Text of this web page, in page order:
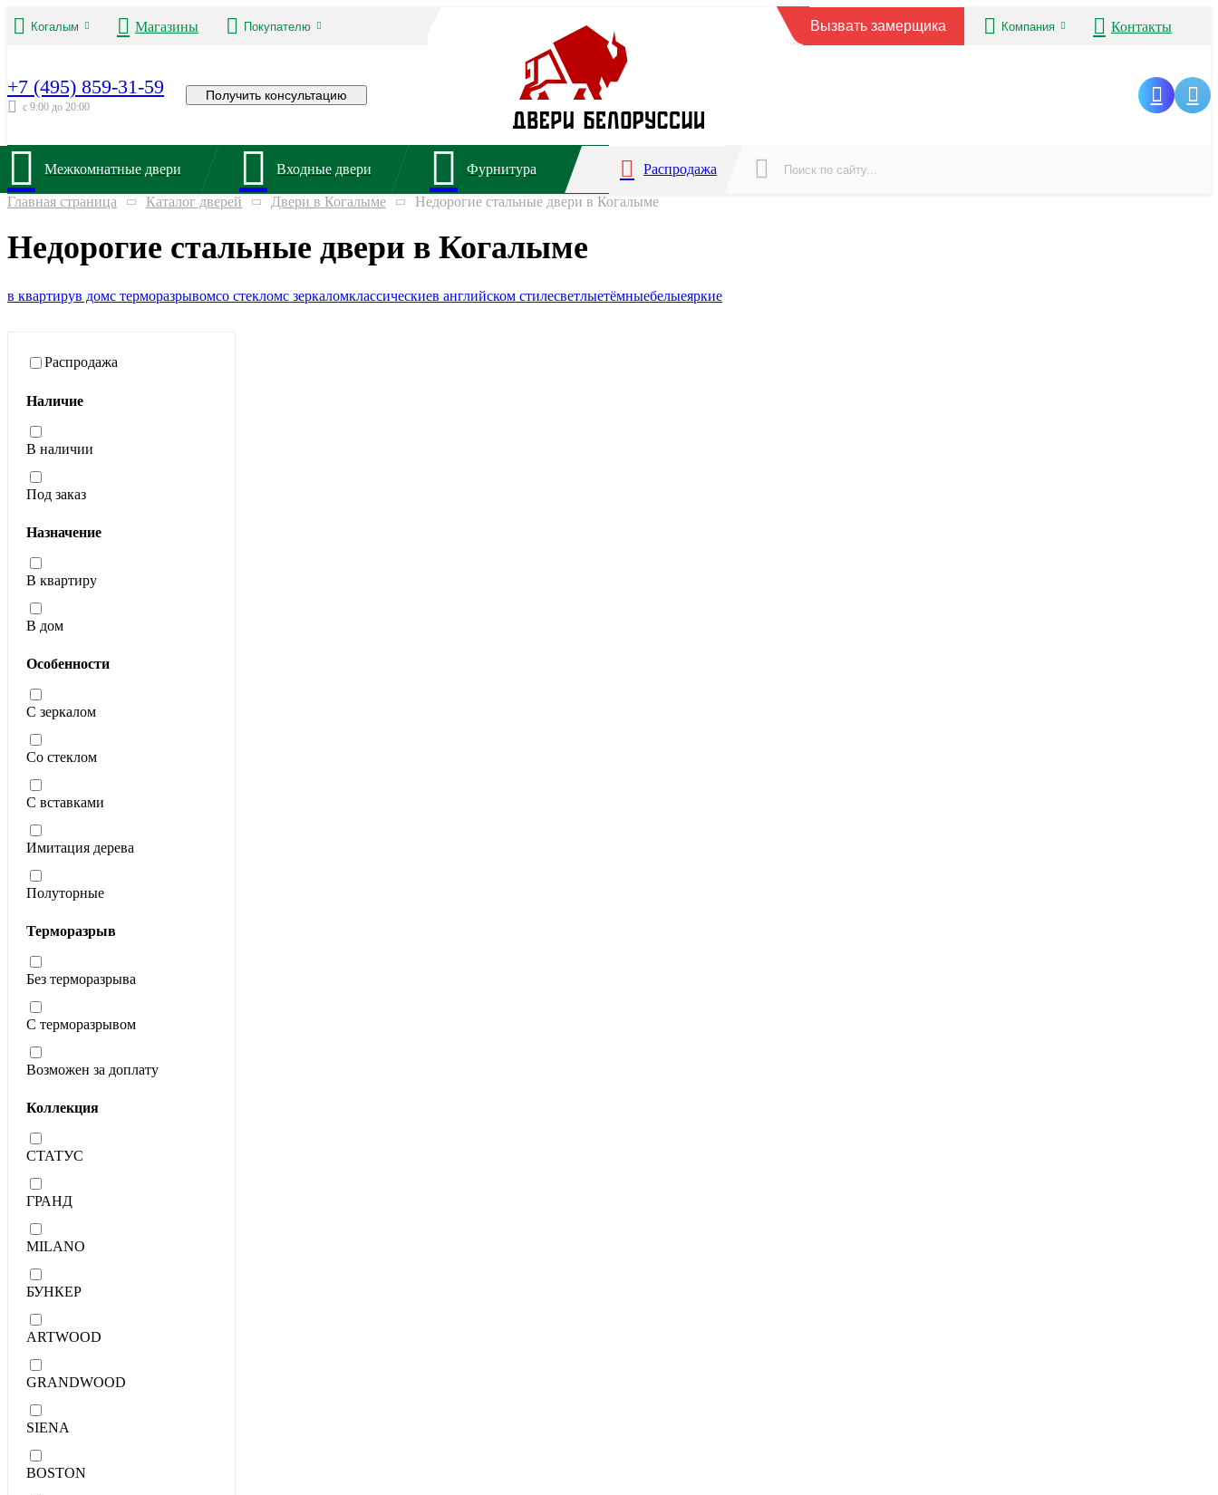
Когалым Магазины Покупателю Вызвать замерщика Компания Контакты
+7 (495) 859-31-59
с 9:00 до 20:00
Получить консультацию
Межкомнатные двери Входные двери Фурнитура Распродажа
Главная страница Каталог дверей Двери в Когалыме Недорогие стальные двери в Когалыме
Недорогие стальные двери в Когалыме
в квартирув домс терморазрывомсо стекломс зеркаломклассическиев английском стилесветлыетёмныебелыеяркие
Распродажа
Наличие
В наличии
Под заказ
Назначение
В квартиру
В дом
Особенности
С зеркалом
Со стеклом
С вставками
Имитация дерева
Полуторные
Терморазрыв
Без терморазрыва
С терморазрывом
Возможен за доплату
Коллекция
СТАТУС
ГРАНД
MILANO
БУНКЕР
ARTWOOD
GRANDWOOD
SIENA
BOSTON